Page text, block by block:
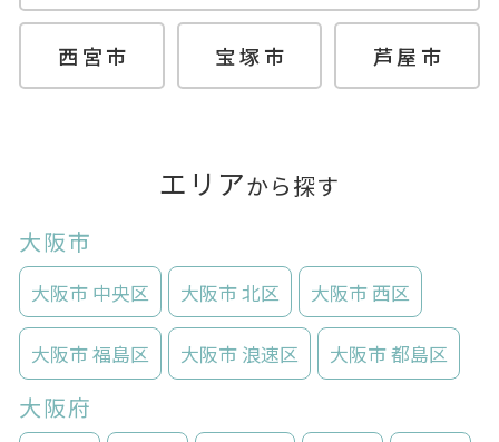
西宮市 宝塚市 芦屋市
エリアから探す
大阪市
大阪市 中央区 大阪市 北区 大阪市 西区
大阪市 福島区 大阪市 浪速区 大阪市 都島区
大阪府